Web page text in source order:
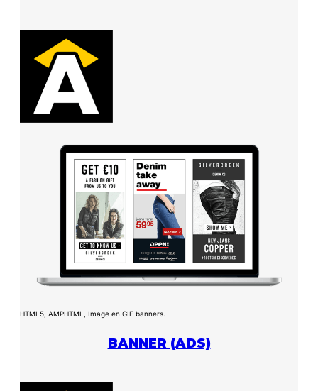
HTML5, AMPHTML, Image en GIF banners.
BANNER (ADS)